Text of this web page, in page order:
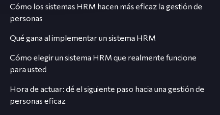
Cómo los sistemas HRM hacen más eficaz la gestión de
personas
Qué gana al implementar un sistema HRM
Cómo elegir un sistema HRM que realmente funcione
para usted
Hora de actuar: dé el siguiente paso hacia una gestión de
personas eficaz